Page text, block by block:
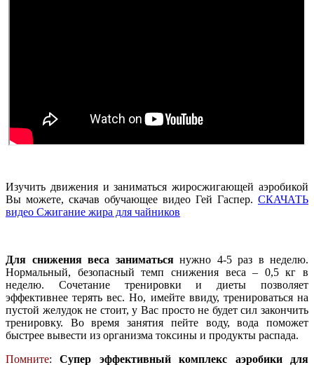
Изучить движения и заниматься жиросжигающей аэробикой
Вы можете, скачав обучающее видео Гей Гаспер. СКАЧАТЬ
видео Сжигание жира для чайников
Для снижения веса заниматьсянужно 4-5 раз в неделю.
Нормальный, безопасный темп снижения веса – 0,5 кг в
неделю. Сочетание тренировки и диеты позволяет
эффективнее терять вес. Но, имейте ввиду, тренироваться на
пустой желудок не стоит, у Вас просто не будет сил закончить
тренировку. Во время занятия пейте воду, вода поможет
быстрее вывести из организма токсины и продукты распада.
Помните:Супер эффективный комплекс аэробики для